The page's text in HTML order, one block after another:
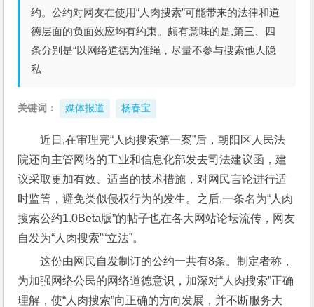
约。公约对网友在使用“人肉搜索”可能带来的法律和道
德层面的负面效应均有约束。颇有意味的是,第三、四
条分别是“以网络道德为准绳，尽量不参与搜索他人隐
私
关键词： 媒体报道 杨春宝
近日,在审理完“人肉搜索第一案”后，朝阳区人民法
院还向主管网络的工业和信息化部发去司法建议函，建
议采取更加有效、适当的技术措施，对网民言论进行适
时监管，避免类似侵权行为的发生。之后,一条名为“人肉
搜索公约1.0Beta版”的帖子也在各大网站论坛流传，网友
自发为“人肉搜索”“立法”。
这份由网民自发制订的公约一共有8条。制定者称，
为加强网络公民的网络道德意识，加深对“人肉搜索”正确
理解，使“人肉搜索”向正确的方向发展，并不断服务大